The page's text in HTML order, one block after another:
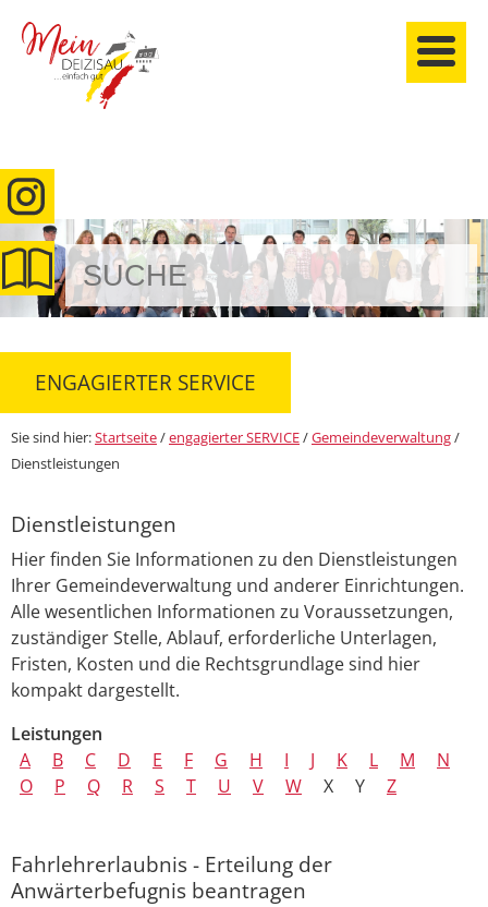
anmelden
ENGAGIERTER SERVICE
Sie sind hier:Startseite/engagierter SERVICE/Gemeindeverwaltung/
Dienstleistungen
Dienstleistungen
Hier finden Sie Informationen zu den Dienstleistungen
Ihrer Gemeindeverwaltung und anderer Einrichtungen.
Alle wesentlichen Informationen zu Voraussetzungen,
zuständiger Stelle, Ablauf, erforderliche Unterlagen,
Fristen, Kosten und die Rechtsgrundlage sind hier
kompakt dargestellt.
Leistungen
A
B C D E F G H I J K L M
N
O
P Q R S T U V W X Y Z
Fahrlehrerlaubnis - Erteilung der
Anwärterbefugnis beantragen